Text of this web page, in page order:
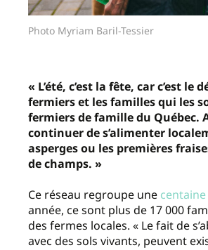
Photo Myriam Baril-Tessier
« L’été, c’est la fête, car c’est
fermiers et les familles qui les
fermiers de famille du Québec.
continuer de s’alimenter
asperges ou les premières
de champs. »
Ce réseau regroupe une
année, ce sont plus de 17 000
des fermes locales. « Le fait de
avec des sols vivants, peuvent